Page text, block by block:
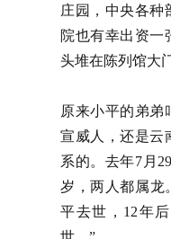
庄园，中央各种
院也有幸出资一
头堆在陈列馆
原来小平的弟弟
宣威人，还是云
系的。去年7月
岁，两人都属龙
平去世，12年